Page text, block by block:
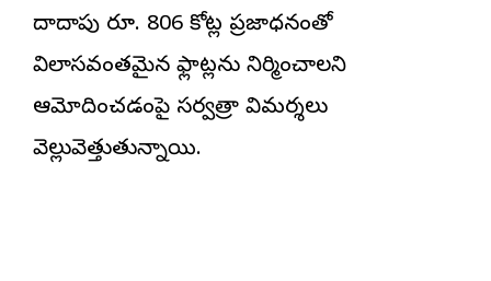
దాదాపు రూ. 806 కోట్ల ప్రజాధనంతో
విలాసవంతమైన ఫ్లాట్లను నిర్మించాలని
ఆమోదించడంపై సర్వత్రా విమర్శలు
వెల్లువెత్తుతున్నాయి.